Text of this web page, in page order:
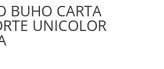
BUHO CARTA
UNICOLOR